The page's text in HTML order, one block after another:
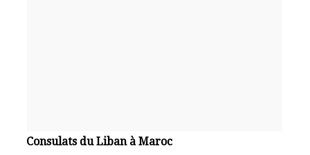
Consulats du Liban à Maroc